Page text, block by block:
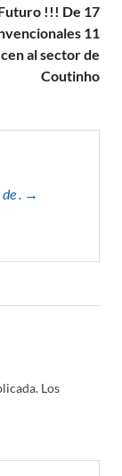
!!! De 17
11
al sector de
Coutinho
de . →
Los